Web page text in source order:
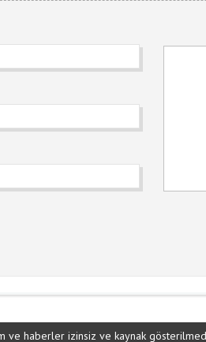
ve haberler izinsiz ve kaynak